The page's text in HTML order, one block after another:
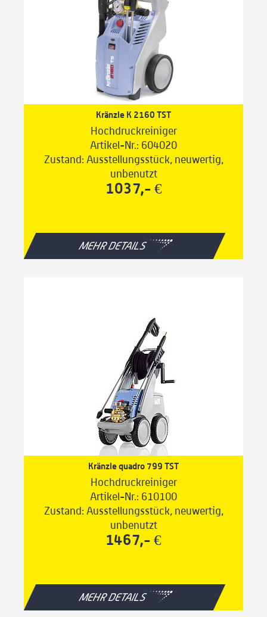
Kränzle K 2160 TST
Hochdruckreiniger
Artikel-Nr.: 604020
Zustand: Ausstellungsstück, neuwertig,
unbenutzt
1037,- €
MEHR DETAILS
Kränzle quadro 799 TST
Hochdruckreiniger
Artikel-Nr.: 610100
Zustand: Ausstellungsstück, neuwertig,
unbenutzt
1467,- €
MEHR DETAILS